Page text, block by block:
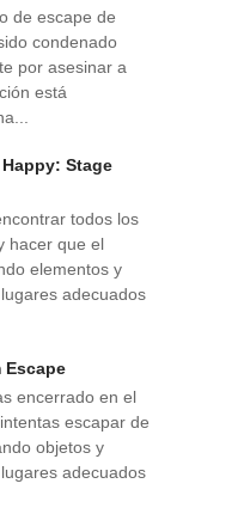
de escape de
condenado
por asesinar a
está
Stage
todos los
hacer que el
elementos y
adecuados
Escape
encerrado en el
escapar de
objetos y
adecuados